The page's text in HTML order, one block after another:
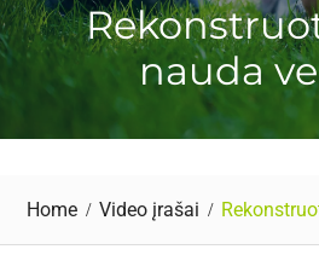
nauda
Home Video įrašai